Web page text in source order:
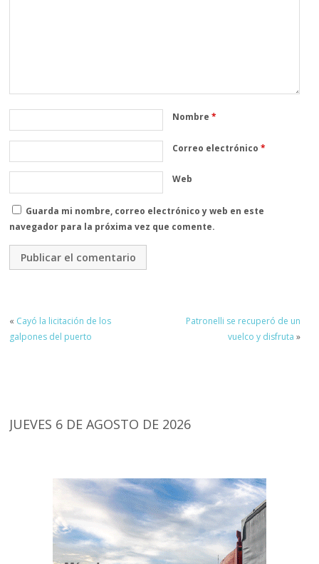
Nombre*
Correo electrónico*
Web
Guarda mi nombre, correo electrónico y web en este
navegador para la próxima vez que comente.
« Cayó la licitación de los
galpones del puerto
Patronelli se recuperó de un
vuelco y disfruta »
JUEVES 6 DE AGOSTO DE 2026